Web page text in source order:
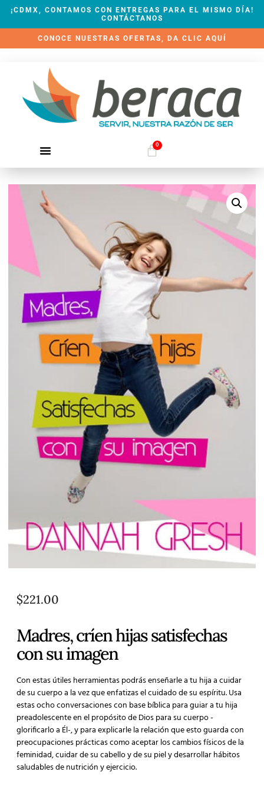
¡CDMX, CONTAMOS CON ENTREGAS PARA EL MISMO DÍA!
CONTÁCTANOS
CONOCE NUESTRAS OFERTAS, DA CLIC AQUÍ
0
$221.00
Madres, críen hijas satisfechas
con su imagen
Con estas útiles herramientas podrás enseñarle a tu hija a cuidar
de su cuerpo a la vez que enfatizas el cuidado de su espíritu. Usa
estas ocho conversaciones con base bíblica para guiar a tu hija
preadolescente en el propósito de Dios para su cuerpo -
glorificarlo a Él-, y para explicarle la relación que esto guarda con
preocupaciones prácticas como aceptar los cambios físicos de la
feminidad, cuidar de su cabello y de su piel y desarrollar hábitos
saludables de nutrición y ejercicio.